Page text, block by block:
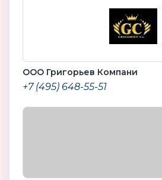
ООО Григорьев Компани
+7 (495) 648-55-51